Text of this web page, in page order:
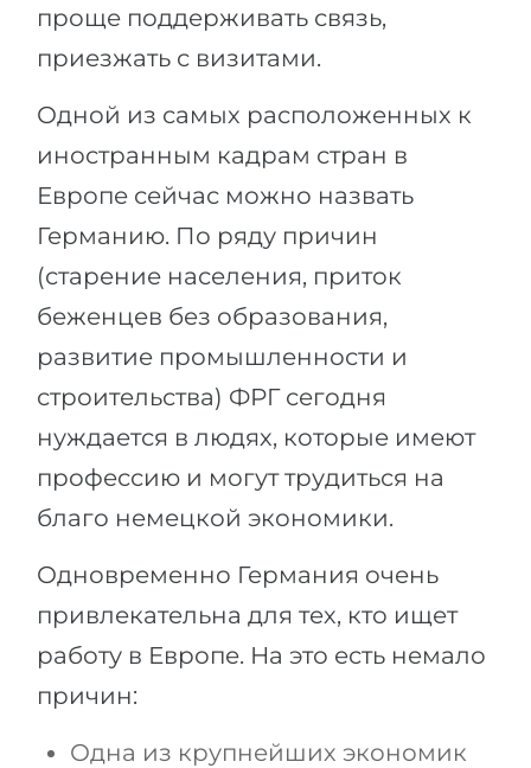
проще поддерживать связь,
приезжать с визитами.
Одной из самых расположенных к
иностранным кадрам стран в
Европе сейчас можно назвать
Германию. По ряду причин
(старение населения, приток
беженцев без образования,
развитие промышленности и
строительства) ФРГ сегодня
нуждается в людях, которые имеют
профессию и могут трудиться на
благо немецкой экономики.
Одновременно Германия очень
привлекательна для тех, кто ищет
работу в Европе. На это есть немало
причин:
Одна из крупнейших экономик